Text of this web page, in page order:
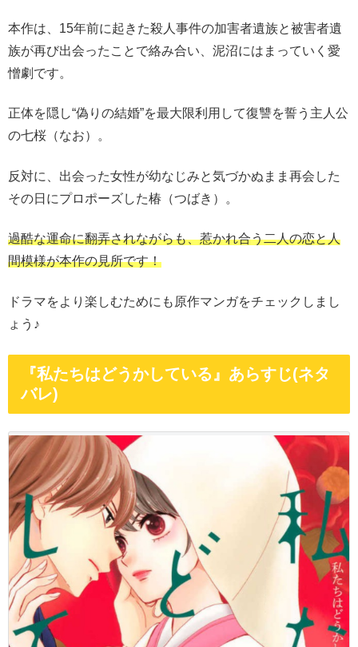
本作は、15年前に起きた殺人事件の加害者遺族と被害者遺
族が再び出会ったことで絡み合い、泥沼にはまっていく愛
憎劇です。
正体を隠し“偽りの結婚”を最大限利用して復讐を誓う主人公
の七桜（なお）。
反対に、出会った女性が幼なじみと気づかぬまま再会した
その日にプロポーズした椿（つばき）。
過酷な運命に翻弄されながらも、惹かれ合う二人の恋と人
間模様が本作の見所です！
ドラマをより楽しむためにも原作マンガをチェックしまし
ょう♪
『私たちはどうかしている』あらすじ(ネタ
バレ)